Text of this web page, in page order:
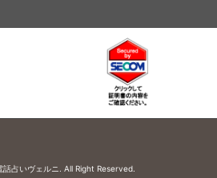
話占いヴェルニ. All Right Reserved.